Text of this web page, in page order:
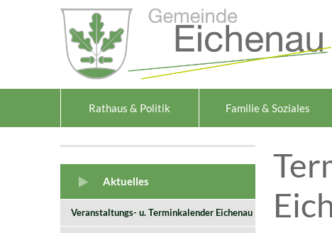
zur Navigationoder zur Startseite springen.
Rathaus & Politik Familie & Soziales
Aktuelles
Veranstaltungs- u. Terminkalender Eichenau